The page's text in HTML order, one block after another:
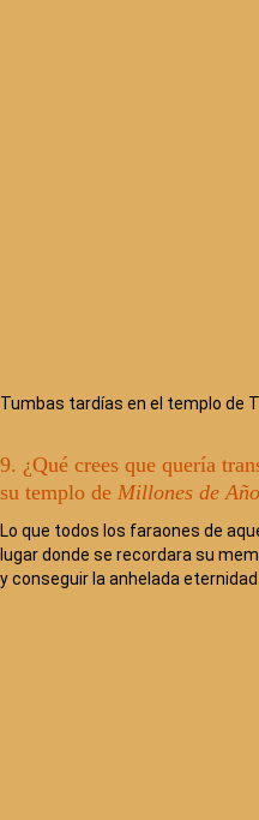
Tumbas tardías en el templo de
9. ¿Qué crees que quería
su templo de Millones de
Lo que todos los faraones de
lugar donde se recordara su
y conseguir la anhelada eternidad.